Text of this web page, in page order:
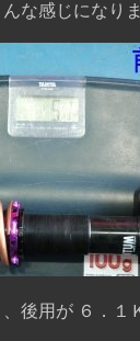
じになりま
後用が ６．１